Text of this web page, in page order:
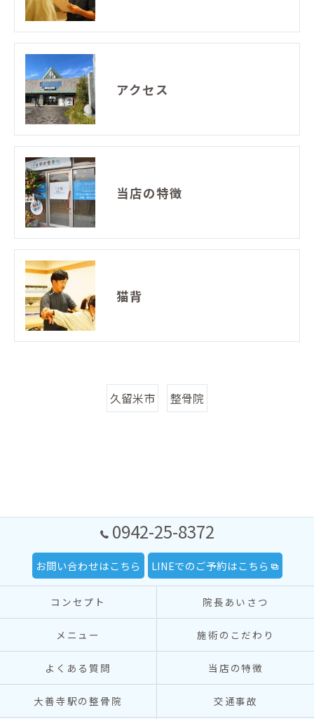
アクセス
当店の特徴
猫背
久留米市 整骨院
0942-25-8372
お問い合わせはこちら LINEでのご予約はこちら
コンセプト 院長あいさつ
メニュー 施術のこだわり
よくある質問 当店の特徴
大善寺駅の整骨院 交通事故